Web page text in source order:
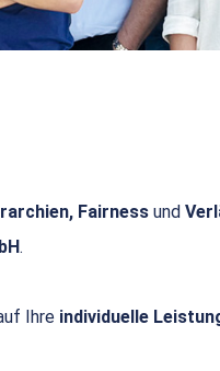
Fairness und
.
Ihre individuelle